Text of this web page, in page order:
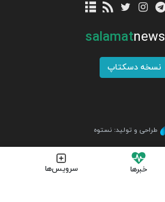
خبرها سرویس‌ها
salamatnews
نسخه دسکتاپ
طراحی و تولید: نستوه